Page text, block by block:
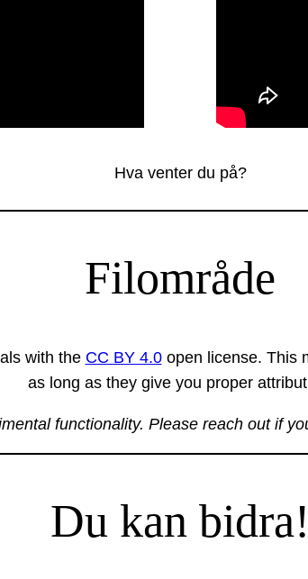
Hva venter du på?
Filområde
with the CC BY 4.0open license. This
as long as they give you proper
functionality. Please reach out if
Du kan bidra!